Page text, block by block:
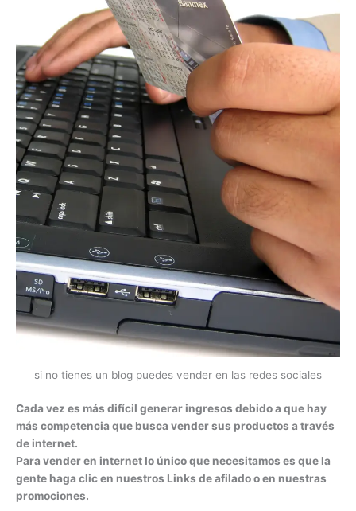
si no tienes un blog puedes vender en las redes sociales
Cada vez es más difícil generar ingresos debido a que hay
más competencia que busca vender sus productos a través
de internet.
Para vender en internet lo único que necesitamos es que la
gente haga clic en nuestros Links de afilado o en nuestras
promociones.